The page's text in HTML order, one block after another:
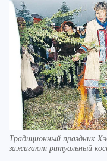
Традиционный праздник
зажигают ритуальный